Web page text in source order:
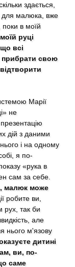
здається,
для малюка, вже
поки в моїй
руці
всі
прибрати свою
Марії
не
дій з даними
і на одному
я по-
«рука в
сам за себе.
малюк може
робите ви,
рух, так би
але
нього м'язову
дитині
ви, по-
саме